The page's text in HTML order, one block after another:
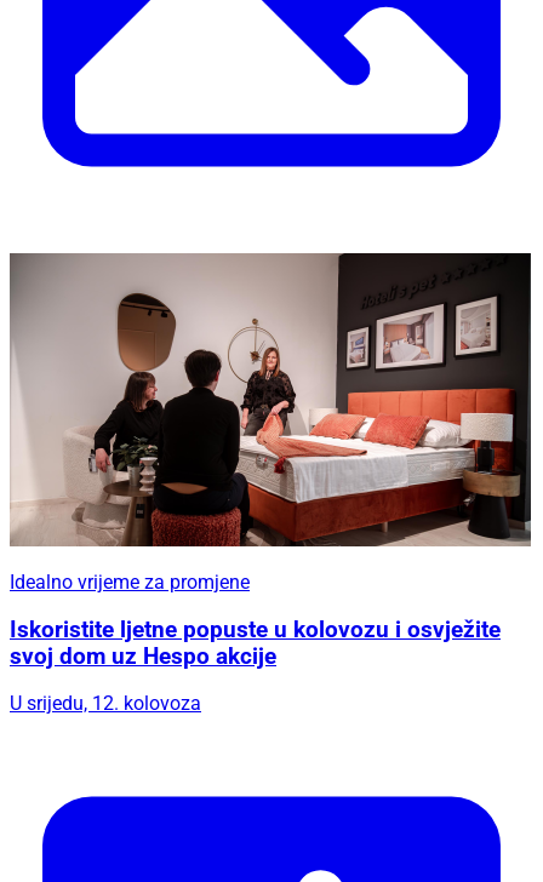
Idealno vrijeme za promjene
Iskoristite ljetne popuste u kolovozu i osvježite
svoj dom uz Hespo akcije
U srijedu, 12. kolovoza